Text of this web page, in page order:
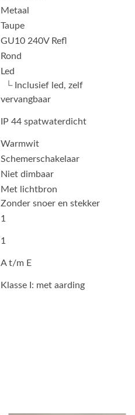
Metaal
Taupe
GU10 240V Refl
Rond
Led
└ Inclusief led, zelf
vervangbaar
IP 44 spatwaterdicht
Warmwit
Schemerschakelaar
Niet dimbaar
Met lichtbron
Zonder snoer en stekker
1
1
A t/m E
Klasse I: met aarding